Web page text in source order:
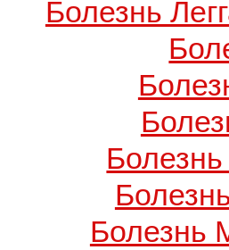
Болезнь
Болезнь